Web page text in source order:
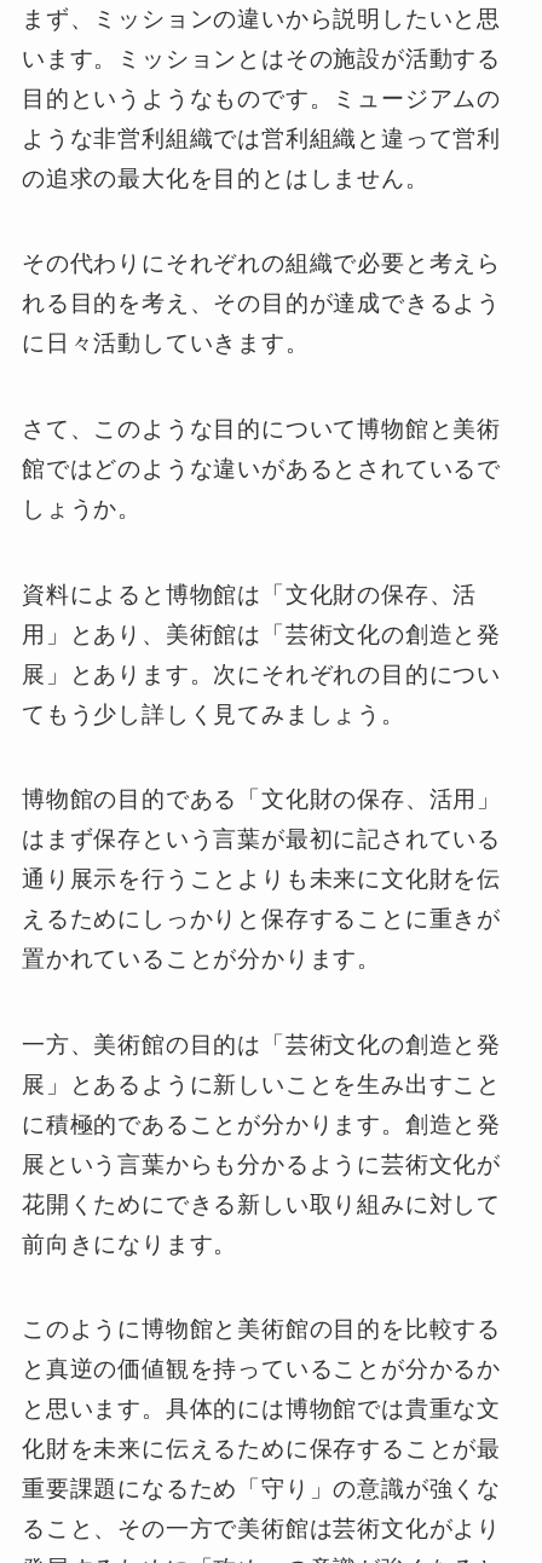
まず、ミッションの違いから説明したいと思
います。ミッションとはその施設が活動する
目的というようなものです。ミュージアムの
ような非営利組織では営利組織と違って営利
の追求の最大化を目的とはしません。
その代わりにそれぞれの組織で必要と考えら
れる目的を考え、その目的が達成できるよう
に日々活動していきます。
さて、このような目的について博物館と美術
館ではどのような違いがあるとされているで
しょうか。
資料によると博物館は「文化財の保存、活
用」とあり、美術館は「芸術文化の創造と発
展」とあります。次にそれぞれの目的につい
てもう少し詳しく見てみましょう。
博物館の目的である「文化財の保存、活用」
はまず保存という言葉が最初に記されている
通り展示を行うことよりも未来に文化財を伝
えるためにしっかりと保存することに重きが
置かれていることが分かります。
一方、美術館の目的は「芸術文化の創造と発
展」とあるように新しいことを生み出すこと
に積極的であることが分かります。創造と発
展という言葉からも分かるように芸術文化が
花開くためにできる新しい取り組みに対して
前向きになります。
このように博物館と美術館の目的を比較する
と真逆の価値観を持っていることが分かるか
と思います。具体的には博物館では貴重な文
化財を未来に伝えるために保存することが最
重要課題になるため「守り」の意識が強くな
ること、その一方で美術館は芸術文化がより